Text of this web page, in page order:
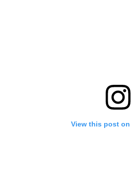
View this post